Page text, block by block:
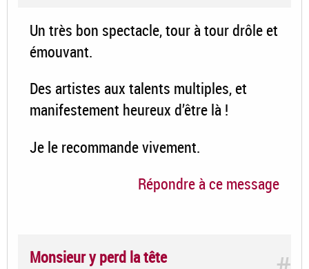
Un très bon spectacle, tour à tour drôle et
émouvant.
Des artistes aux talents multiples, et
manifestement heureux d’être là !
Je le recommande vivement.
Répondre à ce message
Monsieur y perd la tête